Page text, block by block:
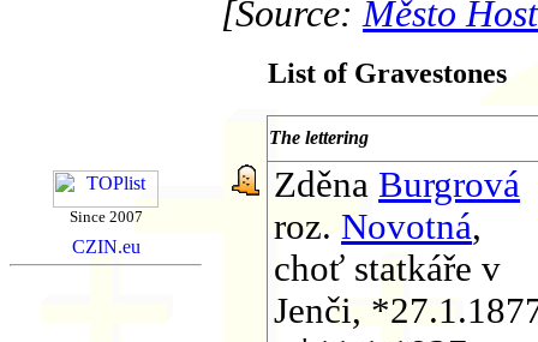
Since 2007
[Source: Město
List of Gravestones
The lettering
Zděna Burgrová
roz. Novotná,
choť statkáře v
Jenči,